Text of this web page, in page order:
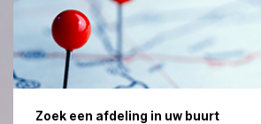
Zoek een afdeling in uw buurt